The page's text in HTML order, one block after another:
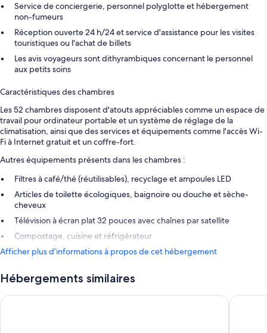
Service de conciergerie, personnel polyglotte et hébergement
non-fumeurs
Réception ouverte 24 h/24 et service d'assistance pour les visites
touristiques ou l'achat de billets
Les avis voyageurs sont dithyrambiques concernant le personnel
aux petits soins
Caractéristiques des chambres
Les 52 chambres disposent d'atouts appréciables comme un espace de
travail pour ordinateur portable et un système de réglage de la
climatisation, ainsi que des services et équipements comme l'accès Wi-
Fi à Internet gratuit et un coffre-fort.
Autres équipements présents dans les chambres :
Filtres à café/thé (réutilisables), recyclage et ampoules LED
Articles de toilette écologiques, baignoire ou douche et sèche-
cheveux
Télévision à écran plat 32 pouces avec chaînes par satellite
Compostage, cuisine et réfrigérateur
Afficher plus d’informations à propos de cet hébergement
Hébergements similaires
Santa Barbara Golf And Ocean Club Royal